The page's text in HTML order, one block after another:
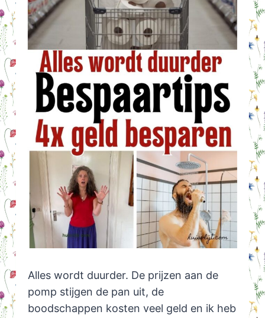
Alles wordt duurder. De prijzen aan de
pomp stijgen de pan uit, de
boodschappen kosten veel geld en ik heb